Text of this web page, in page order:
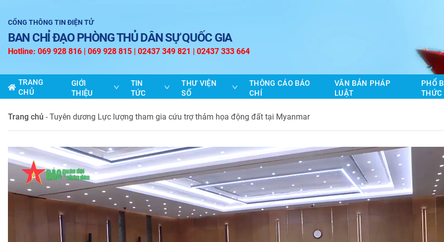
CỔNG THÔNG TIN ĐIỆN TỬ
BAN CHỈ ĐẠO PHÒNG THỦ DÂN SỰ QUỐC GIA
Hotline: 069 928 816 | 069 928 815 | 02437 349 821 | 02437 333 664
TRANG
CHỦ
GIỚI
THIỆU
TIN
TỨC
THƯ VIỆN
SỐ
THÔNG CÁO BÁO
CHÍ
VĂN BẢN PHÁP
LUẬT
PHỔ
THỨC
Trang chủ - Tuyên dương Lực lượng tham gia cứu trợ thảm họa động đất tại Myanmar